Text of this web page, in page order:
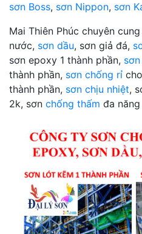
sơn Boss, sơn Nippon, sơn
Mai Thiên Phúc chuyên
nước, sơn dầu, sơn giả đá,
sơn epoxy 1 thành phần,
thành phần, sơn chống rỉ
thành phần, sơn chịu nhiệt,
2k, sơn chống thấm đa